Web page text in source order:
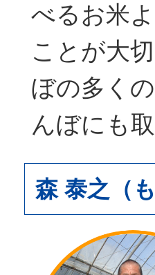
べるお米
ことが大
ぼの多く
んぼにも
森 泰之（